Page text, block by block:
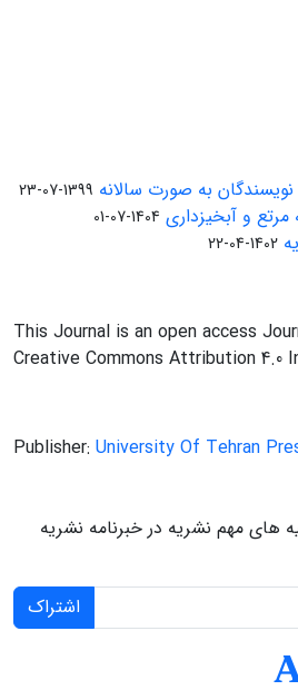
به صورت سالانه 1399-07-23
و آبخیزداری 1404-07-01
1402-04-22
This Journal is an open access
Creative Commons Attribution 4.0
Publisher: University Of Tehran
های مهم نشریه در خبرنامه نشریه
اشتراک